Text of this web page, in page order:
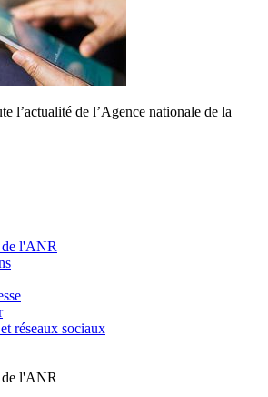
l’actualité de l’Agence nationale de la
l'ANR
réseaux sociaux
l'ANR